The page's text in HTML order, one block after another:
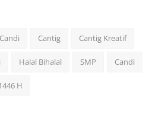
Cantig Cantig Kreatif
Halal Bihalal SMP Candi
H